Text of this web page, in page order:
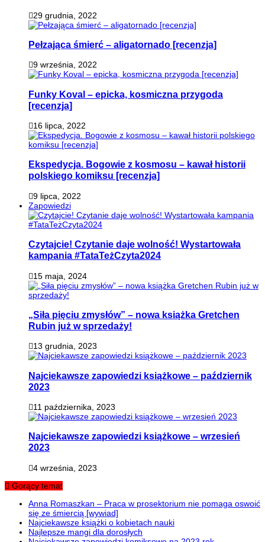
29 grudnia, 2022
Pełzająca śmierć – aligatornado [recenzja]
9 września, 2022
Funky Koval – epicka, kosmiczna przygoda
[recenzja]
16 lipca, 2022
Ekspedycja. Bogowie z kosmosu – kawał historii
polskiego komiksu [recenzja]
9 lipca, 2022
Zapowiedzi
Czytajcie! Czytanie daje wolność! Wystartowała
kampania #TataTeżCzyta2024
15 maja, 2024
„Siła pięciu zmysłów” – nowa książka Gretchen
Rubin już w sprzedaży!
13 grudnia, 2023
Najciekawsze zapowiedzi książkowe – październik
2023
11 października, 2023
Najciekawsze zapowiedzi książkowe – wrzesień
2023
4 września, 2023
Gorący temat
Anna Romaszkan – Praca w prosektorium nie pomaga oswoić
się ze śmiercią [wywiad]
Najciekawsze książki o kobietach nauki
Najlepsze mangi dla dorosłych